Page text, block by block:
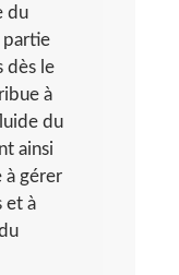
du
partie
dès le
à
du
ainsi
à gérer
et à